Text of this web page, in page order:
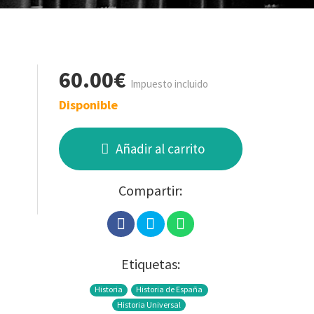
60.00€ Impuesto incluido
Disponible
Añadir al carrito
Compartir:
Etiquetas:
Historia
Historia de España
Historia Universal